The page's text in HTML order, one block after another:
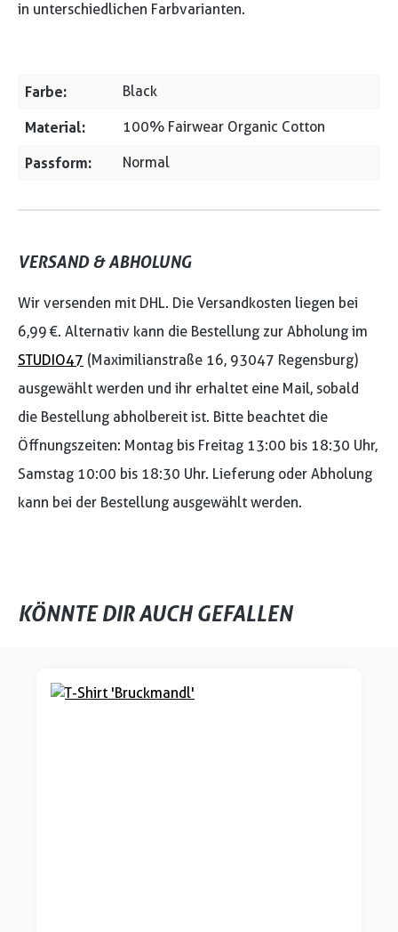
in unterschiedlichen Farbvarianten.
Farbe: Black
Material: 100% Fairwear Organic Cotton
Passform: Normal
VERSAND & ABHOLUNG
Wir versenden mit DHL. Die Versandkosten liegen bei
6,99 €. Alternativ kann die Bestellung zur Abholung im
STUDIO47 (Maximilianstraße 16, 93047 Regensburg)
ausgewählt werden und ihr erhaltet eine Mail, sobald
die Bestellung abholbereit ist. Bitte beachtet die
Öffnungszeiten: Montag bis Freitag 13:00 bis 18:30 Uhr,
Samstag 10:00 bis 18:30 Uhr. Lieferung oder Abholung
kann bei der Bestellung ausgewählt werden.
KÖNNTE DIR AUCH GEFALLEN